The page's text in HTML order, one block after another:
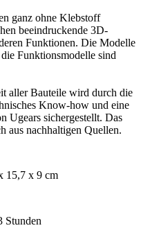
ganz ohne Klebstoff
beeindruckende 3D-
Funktionen. Die Modelle
Funktionsmodelle sind
aller Bauteile wird durch die
Know-how und eine
Ugears sichergestellt. Das
aus nachhaltigen Quellen.
15,7 x 9 cm
Stunden